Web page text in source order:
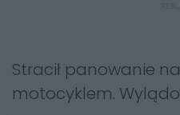
Stracił panowanie
motocyklem.